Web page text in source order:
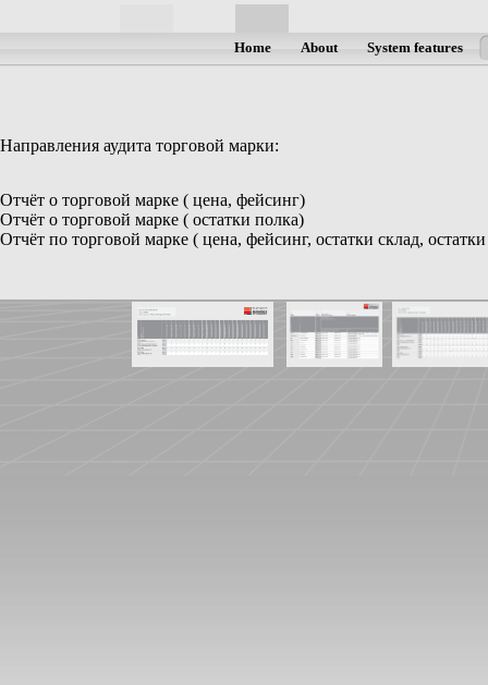
Home About System features
Направления аудита торговой марки:
Отчёт о торговой марке ( цена, фейсинг)
Отчёт о торговой марке ( остатки полка)
Отчёт по торговой марке ( цена, фейсинг, остатки склад,